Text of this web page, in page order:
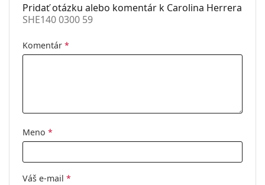
Pridať otázku alebo komentár k Carolina Herrera
SHE140 0300 59
Komentár *
Meno *
Váš e-mail *